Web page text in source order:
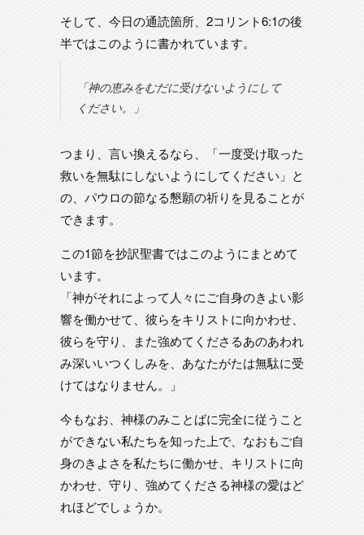
そして、今日の通読箇所、2コリント6:1の後
半ではこのように書かれています。
「神の恵みをむだに受けないようにして
ください。」
つまり、言い換えるなら、「一度受け取った
救いを無駄にしないようにしてください」と
の、パウロの節なる懇願の祈りを見ることが
できます。
この1節を抄訳聖書ではこのようにまとめて
います。
「神がそれによって人々にご自身のきよい影
響を働かせて、彼らをキリストに向かわせ、
彼らを守り、また強めてくださるあのあわれ
み深いいつくしみを、あなたがたは無駄に受
けてはなりません。」
今もなお、神様のみことばに完全に従うこと
ができない私たちを知った上で、なおもご自
身のきよさを私たちに働かせ、キリストに向
かわせ、守り、強めてくださる神様の愛はど
れほどでしょうか。